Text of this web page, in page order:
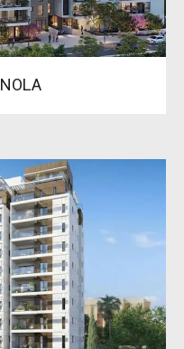
NOLA, רמת השרון